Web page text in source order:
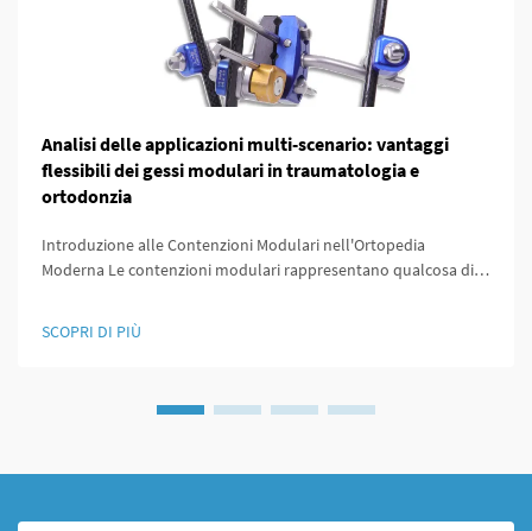
Analisi delle applicazioni multi-scenario: vantaggi
flessibili dei gessi modulari in traumatologia e
ortodonzia
Introduzione alle Contenzioni Modulari nell'Ortopedia
Moderna Le contenzioni modulari rappresentano qualcosa di
essere facilmente personalizzate in base alle esigenze
specifiche di ogni paziente. Ciò che rende queste contenzioni
SCOPRI DI PIÙ